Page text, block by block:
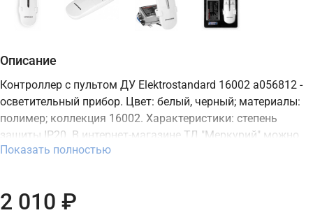
Описание
Контроллер с пультом ДУ Elektrostandard 16002 a056812 -
осветительный прибор. Цвет: белый, черный; материалы:
полимер; коллекция 16002. Характеристики: степень
защиты IP20. В интернет-магазине ТД "Меркурий" можно
купить осветительный прибор Elektrostandard с доставкой
Показать полностью
2 010 ₽